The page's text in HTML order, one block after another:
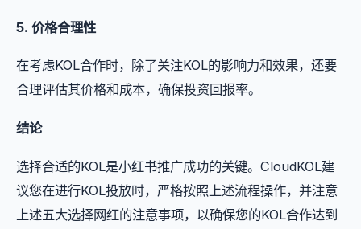
5. 价格合理性
在考虑KOL合作时，除了关注KOL的影响力和效果，还要
合理评估其价格和成本，确保投资回报率。
结论
选择合适的KOL是小红书推广成功的关键。CloudKOL建
议您在进行KOL投放时，严格按照上述流程操作，并注意
上述五大选择网红的注意事项，以确保您的KOL合作达到